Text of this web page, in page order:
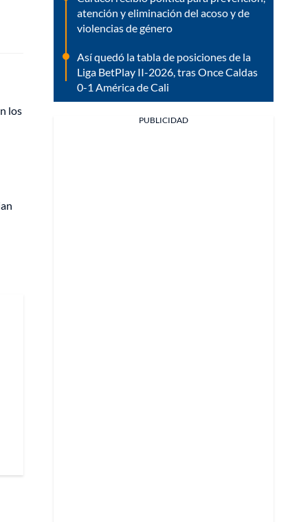
los
atención y eliminación del acoso y de
violencias de género
Así quedó la tabla de posiciones de la
Liga BetPlay II-2026, tras Once Caldas
0-1 América de Cali
PUBLICIDAD